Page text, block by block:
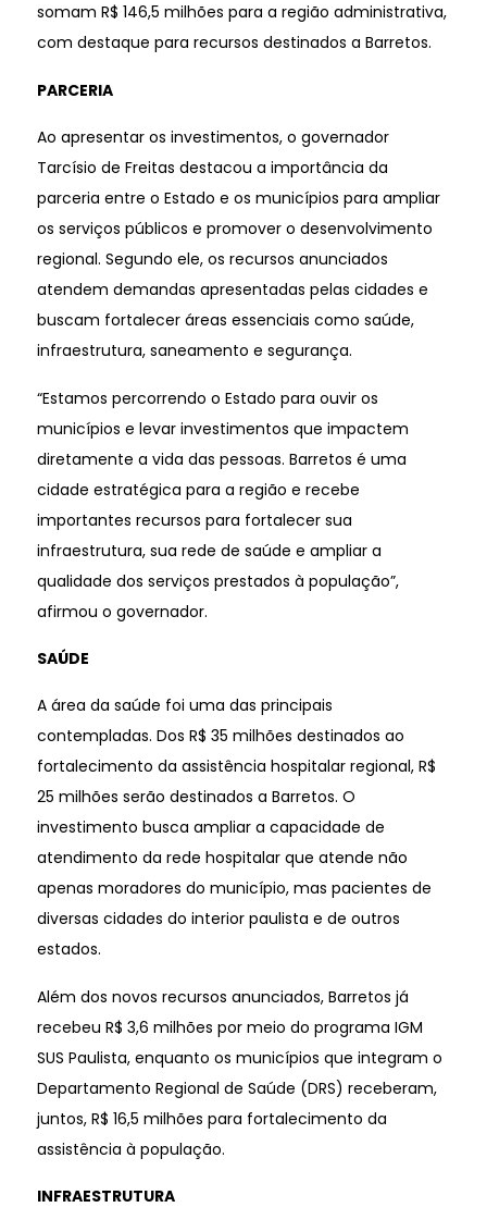
somam R$ 146,5 milhões para a região administrativa,
com destaque para recursos destinados a Barretos.
PARCERIA
Ao apresentar os investimentos, o governador
Tarcísio de Freitas destacou a importância da
parceria entre o Estado e os municípios para ampliar
os serviços públicos e promover o desenvolvimento
regional. Segundo ele, os recursos anunciados
atendem demandas apresentadas pelas cidades e
buscam fortalecer áreas essenciais como saúde,
infraestrutura, saneamento e segurança.
“Estamos percorrendo o Estado para ouvir os
municípios e levar investimentos que impactem
diretamente a vida das pessoas. Barretos é uma
cidade estratégica para a região e recebe
importantes recursos para fortalecer sua
infraestrutura, sua rede de saúde e ampliar a
qualidade dos serviços prestados à população”,
afirmou o governador.
SAÚDE
A área da saúde foi uma das principais
contempladas. Dos R$ 35 milhões destinados ao
fortalecimento da assistência hospitalar regional, R$
25 milhões serão destinados a Barretos. O
investimento busca ampliar a capacidade de
atendimento da rede hospitalar que atende não
apenas moradores do município, mas pacientes de
diversas cidades do interior paulista e de outros
estados.
Além dos novos recursos anunciados, Barretos já
recebeu R$ 3,6 milhões por meio do programa IGM
SUS Paulista, enquanto os municípios que integram o
Departamento Regional de Saúde (DRS) receberam,
juntos, R$ 16,5 milhões para fortalecimento da
assistência à população.
INFRAESTRUTURA